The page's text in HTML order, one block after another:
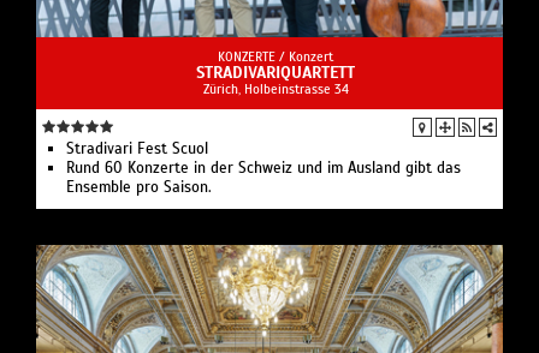
KONZERTE / Konzert
STRADIVARIQUARTETT
Zürich, Holbeinstrasse 34
Stradivari Fest Scuol
Rund 60 Konzerte in der Schweiz und im Ausland gibt das
Ensemble pro Saison.